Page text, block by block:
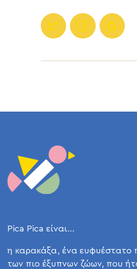
Pica Pica είναι…
η καρακάξα, ένα ευφυέστατο
των πιο έξυπνων ζώων, που